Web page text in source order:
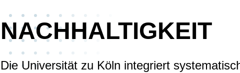
g
ä
NACHHALTIGKEIT
Die Universität zu Köln integriert